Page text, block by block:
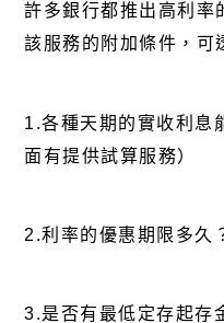
許多銀行都推出高利率
該服務的附加條件，可
1.各種天期的實收利息
面有提供試算服務）
2.利率的優惠期限多久
3.是否有最低定存起存